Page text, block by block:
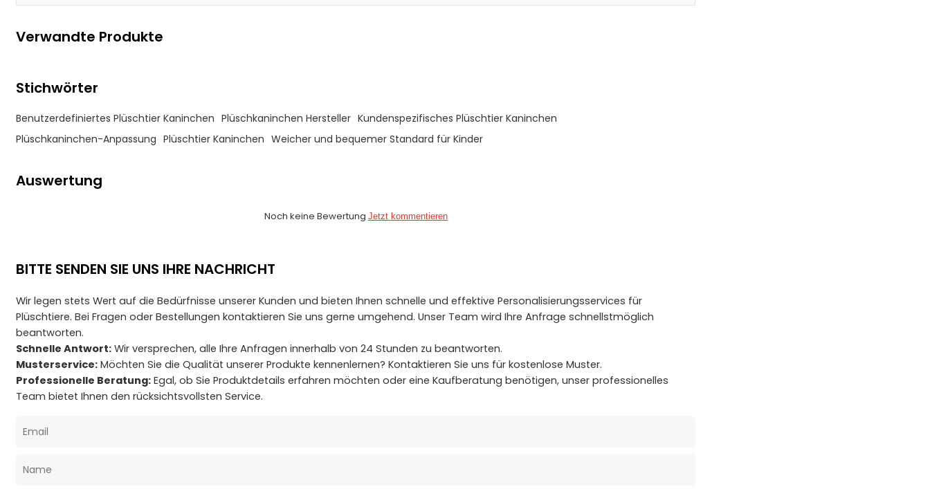
Verwandte Produkte
Stichwörter
Benutzerdefiniertes Plüschtier Kaninchen Plüschkaninchen Hersteller Kundenspezifisches Plüschtier Kaninchen
Plüschkaninchen-Anpassung Plüschtier Kaninchen Weicher und bequemer Standard für Kinder
Auswertung
Noch keine Bewertung Jetzt kommentieren
BITTE SENDEN SIE UNS IHRE NACHRICHT
Wir legen stets Wert auf die Bedürfnisse unserer Kunden und bieten Ihnen schnelle und effektive Personalisierungsservices für
Plüschtiere. Bei Fragen oder Bestellungen kontaktieren Sie uns gerne umgehend. Unser Team wird Ihre Anfrage schnellstmöglich
beantworten.
Schnelle Antwort: Wir versprechen, alle Ihre Anfragen innerhalb von 24 Stunden zu beantworten.
Musterservice: Möchten Sie die Qualität unserer Produkte kennenlernen? Kontaktieren Sie uns für kostenlose Muster.
Professionelle Beratung: Egal, ob Sie Produktdetails erfahren möchten oder eine Kaufberatung benötigen, unser professionelles
Team bietet Ihnen den rücksichtsvollsten Service.